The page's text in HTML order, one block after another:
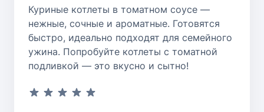
Куриные котлеты в томатном соусе —
нежные, сочные и ароматные. Готовятся
быстро, идеально подходят для семейного
ужина. Попробуйте котлеты с томатной
подливкой — это вкусно и сытно!